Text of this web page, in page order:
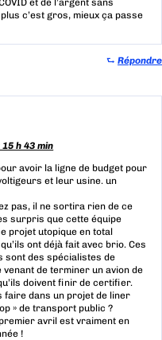
c’est gros, mieux ça passe
⮑ Répondre
h 43 min
avoir la ligne de budget pour
et leur usine. un
pas, il ne sortira rien de ce
surpris que cette équipe
projet utopique en total
ont déjà fait avec brio. Ces
sont des spécialistes de
venant de terminer un avion de
doivent finir de certifier.
faire dans un projet de liner
» de transport public ?
avril est vraiment en
!